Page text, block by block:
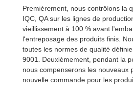
Premièrement, nous contrôlons la
IQC, QA sur les lignes de
vieillissement à 100 % avant
l'entreposage des produits finis.
toutes les normes de qualité
9001. Deuxièmement, pendant la
nous compenserons les nouveaux
nouvelle commande pour les